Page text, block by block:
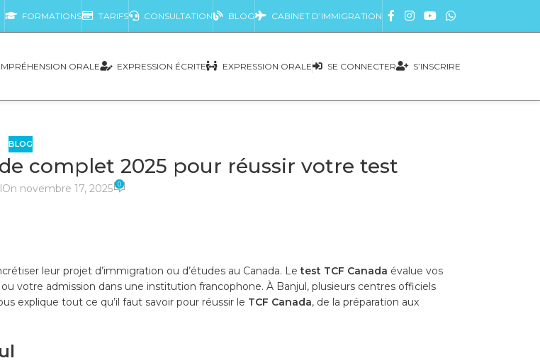
FORMATIONS TARIFS CONSULTATION BLOG CABINET D’IMMIGRATION
ORALE EXPRESSION ÉCRITE EXPRESSION ORALE SE CONNECTER S’INSCRIRE
BLOG
complet 2025 pour réussir votre test
On novembre 17, 2025 0
leur projet d’immigration ou d’études au Canada. Letest TCF Canada évalue vos
votre admission dans une institution francophone. À Banjul, plusieurs centres officiels
explique tout ce qu’il faut savoir pour réussir le TCF Canada, de la préparation aux